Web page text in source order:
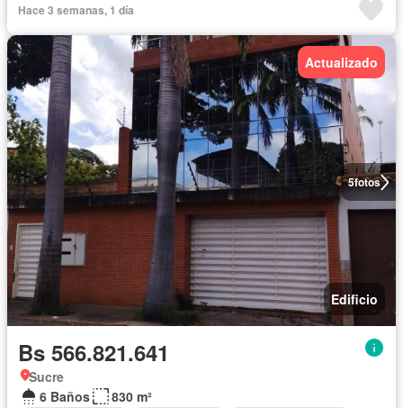
Hace 3 semanas, 1 día
5fotos
Actualizado
Edificio
Bs 566.821.641
Sucre
6 Baños
830 m²